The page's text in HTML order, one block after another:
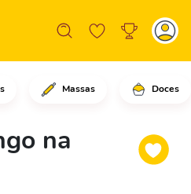
Massas Doces
na
umas das partes